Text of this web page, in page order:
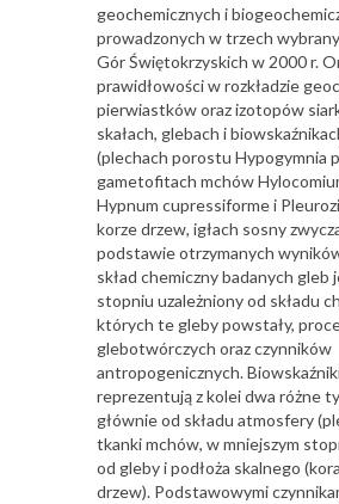
geochemicznych i
prowadzonych w trzech
Gór Świętokrzyskich w 2000 r.
prawidłowości w rozkładzie
pierwiastków oraz izotopów
skałach, glebach i
(plechach porostu Hypogymnia
gametofitach mchów
Hypnum cupressiforme i
korze drzew, igłach sosny
podstawie otrzymanych
skład chemiczny badanych gleb
stopniu uzależniony od składu
których te gleby powstały,
glebotwórczych oraz czynników
antropogenicznych.
reprezentują z kolei dwa różne
głównie od składu atmosfery
tkanki mchów, w mniejszym
od gleby i podłoża skalnego
drzew). Podstawowymi